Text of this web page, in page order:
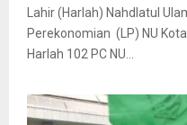
Lahir (Harlah) Nahdlatul
Perekonomian (LP) NU
Harlah 102 PC NU...